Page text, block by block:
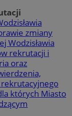
zmiany
Wodzisławia
rekrutacji i
oraz
których Miasto